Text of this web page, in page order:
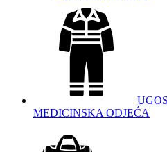
MEDICINSKA ODJEĆA